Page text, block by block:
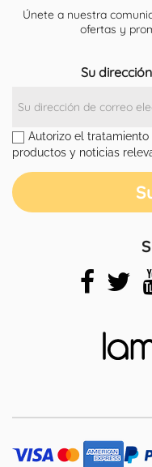
Únete a nuestra
ofertas y
Su
Autorizo el
productos y noticias